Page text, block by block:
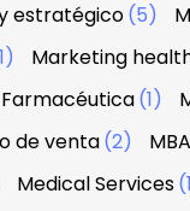
estratégico(5)
Marketing
(1)
de venta(2) MBA
Medical Services